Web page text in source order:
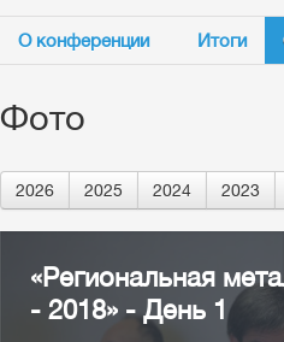
О конференции Итоги
Фото
2026 2025 2024 2023
«Региональная
- 2018» - День 1